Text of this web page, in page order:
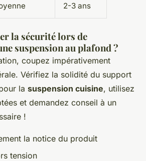
2-3 ans
la sécurité lors de
suspension au plafond ?
coupez impérativement
Vérifiez la solidité du support
la suspension cuisine, utilisez
et demandez conseil à un
!
la notice du produit
tension